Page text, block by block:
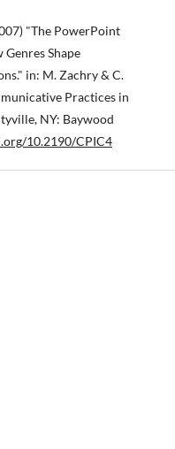
"The PowerPoint
Shape
in: M. Zachry & C.
Practices in
NY: Baywood
10.2190/CPIC4